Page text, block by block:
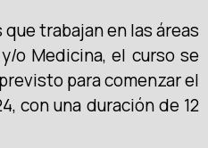
trabajan en las áreas
o Medicina, el curso se
para comenzar el
con una duración de 12